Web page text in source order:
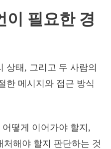
이 필요한 경
상태, 그리고 두 사람의
한 메시지와 접근 방식
떻게 이어가야 할지,
해야 할지 판단하는 것